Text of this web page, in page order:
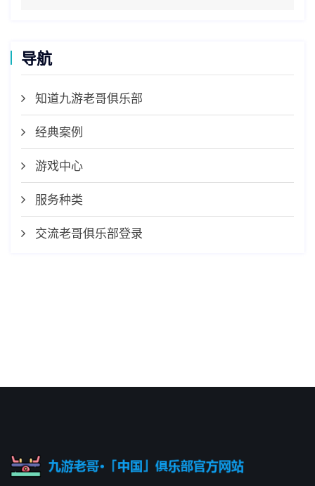
导航
知道九游老哥俱乐部
经典案例
游戏中心
服务种类
交流老哥俱乐部登录